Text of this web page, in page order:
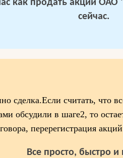
как продать акции
сейчас.
сделка.Если считать, что
обсудили в шаге2, то
перерегистрация
Все просто, быстро и